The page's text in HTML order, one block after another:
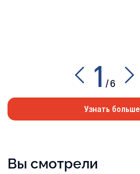
1 /6
Узнать больше
Вы смотрели